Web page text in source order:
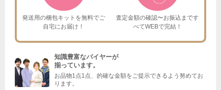
発送用の梱包キットを無料でご
自宅にお届け！
査定金額の確認〜お振込まです
べてWEBで完結！
知識豊富なバイヤーが
揃っています。
お品物1点1点、的確な金額をご提示できるよう努めてお
ります。